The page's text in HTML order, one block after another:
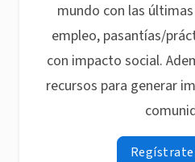
mundo con las
empleo, pasantías/
con impacto social.
recursos para generar